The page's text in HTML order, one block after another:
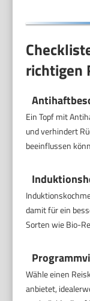
richtigen
Ein Topf mit
und verhindert
beeinflussen
damit für ein
Sorten wie Bio-
Wähle einen
anbietet,